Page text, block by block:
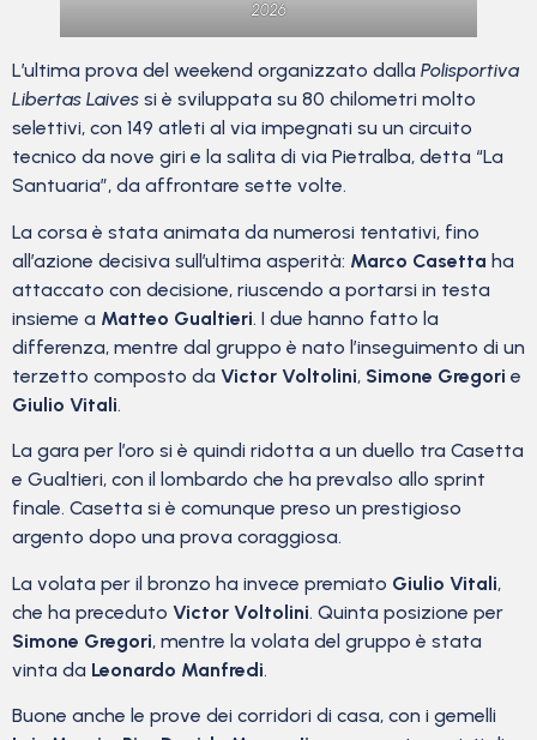
2026
L’ultima prova del weekend organizzato dalla Polisportiva
Libertas Laives si è sviluppata su 80 chilometri molto
selettivi, con 149 atleti al via impegnati su un circuito
tecnico da nove giri e la salita di via Pietralba, detta “La
Santuaria”, da affrontare sette volte.
La corsa è stata animata da numerosi tentativi, fino
all’azione decisiva sull’ultima asperità: Marco Casetta ha
attaccato con decisione, riuscendo a portarsi in testa
insieme a Matteo Gualtieri. I due hanno fatto la
differenza, mentre dal gruppo è nato l’inseguimento di un
terzetto composto da Victor Voltolini, Simone Gregori e
Giulio Vitali.
La gara per l’oro si è quindi ridotta a un duello tra Casetta
e Gualtieri, con il lombardo che ha prevalso allo sprint
finale. Casetta si è comunque preso un prestigioso
argento dopo una prova coraggiosa.
La volata per il bronzo ha invece premiato Giulio Vitali,
che ha preceduto Victor Voltolini. Quinta posizione per
Simone Gregori, mentre la volata del gruppo è stata
vinta da Leonardo Manfredi.
Buone anche le prove dei corridori di casa, con i gemelli